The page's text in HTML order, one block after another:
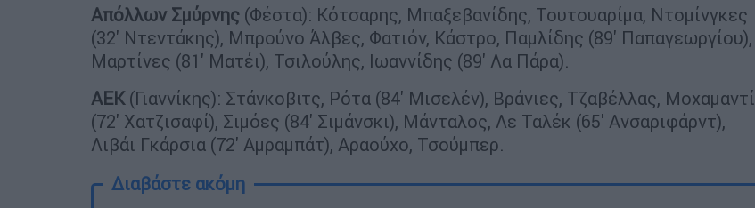
Απόλλων Σμύρνης (Φέστα): Κότσαρης, Μπαξεβανίδης, Τουτουαρίμα, Ντομίνγκες
(32' Ντεντάκης), Μπρούνο Άλβες, Φατιόν, Κάστρο, Παμλίδης (89' Παπαγεωργίου),
Μαρτίνες (81' Ματέι), Τσιλούλης, Ιωαννίδης (89' Λα Πάρα).
ΑΕΚ(Γιαννίκης): Στάνκοβιτς, Ρότα (84' Μισελέν), Βράνιες, Τζαβέλλας, Μοχαμαντί
(72' Χατζισαφί), Σιμόες (84' Σιμάνσκι), Μάνταλος, Λε Ταλέκ (65' Ανσαριφάρντ),
Λιβάι Γκάρσια (72' Αμραμπάτ), Αραούχο, Τσούμπερ.
Διαβάστε ακόμη